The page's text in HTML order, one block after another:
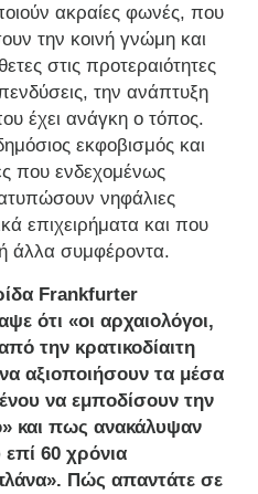
ακραίες φωνές, που
την κοινή γνώμη και
στις προτεραιότητες
την ανάπτυξη
έχει ανάγκη ο τόπος.
εκφοβισμός και
που ενδεχομένως
νηφάλιες
επιχειρήματα και που
άλλα συμφέροντα.
Frankfurter
ότι «οι αρχαιολόγοι,
την κρατικοδίαιτη
αξιοποιήσουν τα μέσα
να εμποδίσουν την
και πως ανακάλυψαν
επί 60 χρόνια
Πώς απαντάτε σε